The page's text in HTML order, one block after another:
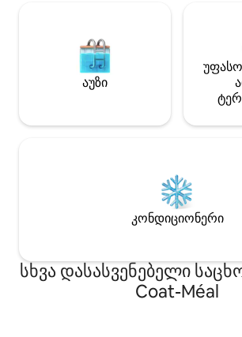
აუზი
კონდიციონერი
სხვა დასასვენებელი
Coat-Méal